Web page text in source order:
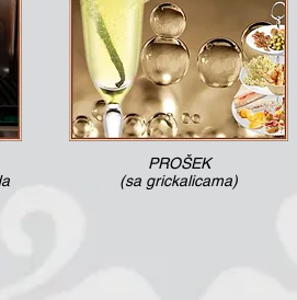
PROŠEK
(sa grickalicama)